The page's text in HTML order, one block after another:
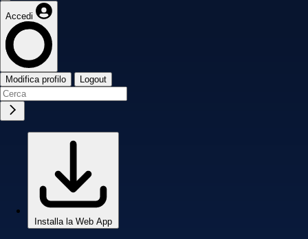
Accedi
Modifica profilo Logout
Installa la Web App